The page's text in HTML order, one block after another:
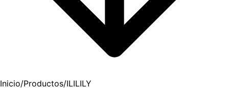
Inicio/Productos/ILILILY